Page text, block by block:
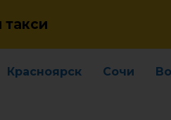
Красноярск Сочи